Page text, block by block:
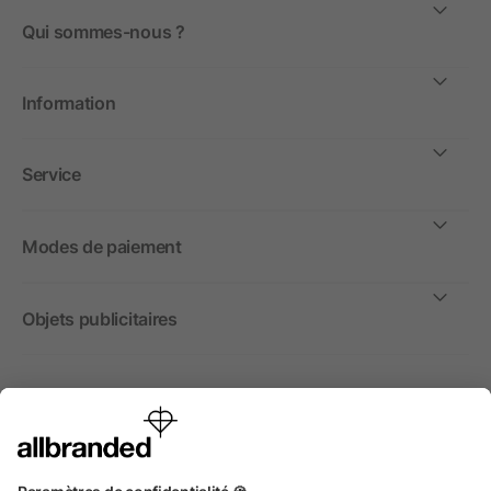
Qui sommes-nous ?
Information
Service
Modes de paiement
Objets publicitaires
International